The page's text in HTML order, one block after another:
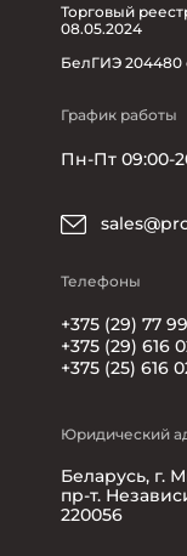
Торговый
08.05.2024
БелГИЭ 204480
График работы
Пн-Пт 09:00-
Телефоны
+375 (29) 77
+375 (29) 616
+375 (25) 616
Юридический
Беларусь, г.
пр-т.
220056